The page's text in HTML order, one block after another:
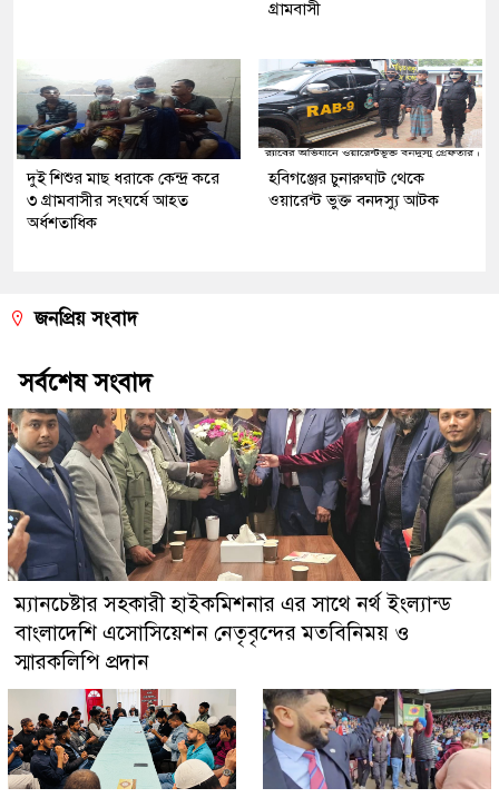
গ্রামবাসী
দুই শিশুর মাছ ধরাকে কেন্দ্র করে
৩ গ্রামবাসীর সংঘর্ষে আহত
অর্ধশতাধিক
হবিগঞ্জের চুনারুঘাট থেকে
ওয়ারেন্ট ভুক্ত বনদস্যু আটক
জনপ্রিয় সংবাদ
সর্বশেষ সংবাদ
ম্যানচেষ্টার সহকারী হাইকমিশনার এর সাথে নর্থ ইংল্যান্ড
বাংলাদেশি এসোসিয়েশন নেতৃবৃন্দের মতবিনিময় ও
স্মারকলিপি প্রদান